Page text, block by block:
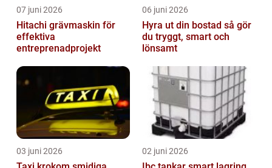
07 juni 2026
Hitachi grävmaskin för
effektiva
entreprenadprojekt
06 juni 2026
Hyra ut din bostad så gör
du tryggt, smart och
lönsamt
03 juni 2026 02 juni 2026